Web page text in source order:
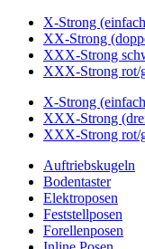
X-Strong
XX-Strong
XXX-Strong
XXX-Strong rot/
X-Strong
XXX-Strong
XXX-Strong rot/
Auftriebskugeln
Bodentaster
Elektroposen
Feststellposen
Forellenposen